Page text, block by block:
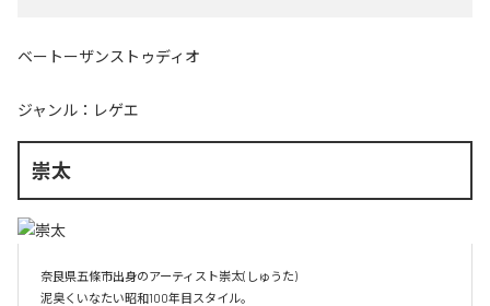
ベートーザンストゥディオ
ジャンル： レゲエ
崇太
奈良県五條市出身のアーティスト崇太(しゅうた)